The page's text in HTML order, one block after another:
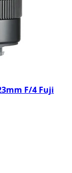
F/4 Fuji